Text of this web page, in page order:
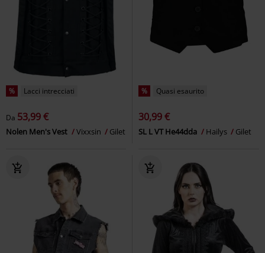
% Lacci intrecciati
Da 53,99 €
Nolen Men's Vest Vixxsin Gilet
% Quasi esaurito
30,99 €
SL L VT He44dda Hailys Gilet